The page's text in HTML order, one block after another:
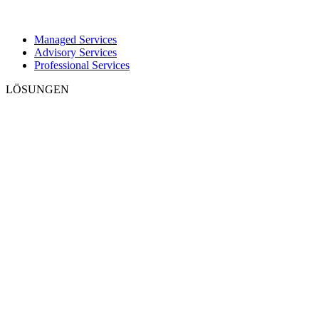
Managed Services
Advisory Services
Professional Services
LÖSUNGEN